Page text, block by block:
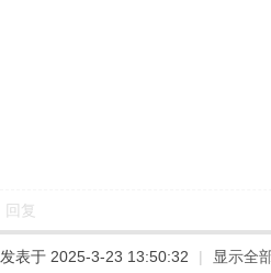
回复
发表于 2025-3-23 13:50:32 | 显示全